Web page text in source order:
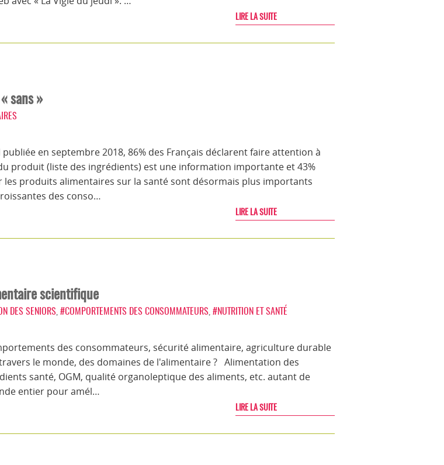
LIRE LA SUITE
sans »
en septembre 2018, 86% des Français déclarent faire attention à
produit (liste des ingrédients) est une information importante et 43%
produits alimentaires sur la santé sont désormais plus importants
des conso…
LIRE LA SUITE
scientifique
DES SENIORS #COMPORTEMENTS DES CONSOMMATEURS #NUTRITION ET SANTÉ
des consommateurs, sécurité alimentaire, agriculture durable
le monde, des domaines de l'alimentaire ? Alimentation des
santé, OGM, qualité organoleptique des aliments, etc. autant de
entier pour amél…
LIRE LA SUITE